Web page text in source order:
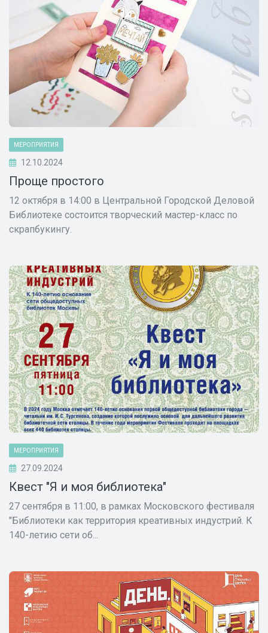
МЕРОПРИЯТИЯ
12.10.2024
Проще простого
12 октября в 14:00 в Центральной Городской Деловой
Библиотеке состоится творческий мастер-класс по
скрапбукингу.
МЕРОПРИЯТИЯ
27.09.2024
Квест "Я и моя библиотека"
27 сентября в 11:00, в рамках Московского фестиваля
"Библиотеки как территория креативных индустрий. К
140-летию сети об...